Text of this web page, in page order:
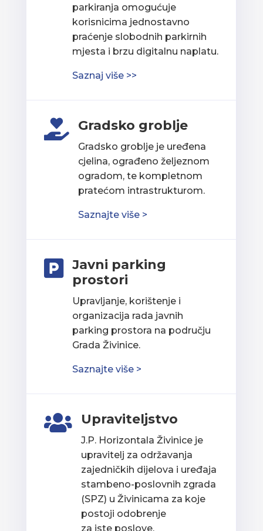
parkiranja omogućuje
korisnicima jednostavno
praćenje slobodnih parkirnih
mjesta i brzu digitalnu naplatu.
Saznaj više >>
 Gradsko groblje
Gradsko groblje je uređena
cjelina, ograđeno željeznom
ogradom, te kompletnom
pratećom intrastrukturom.
Saznajte više >

Javni parking
prostori
Upravljanje, korištenje i
organizacija rada javnih
parking prostora na području
Grada Živinice.
Saznajte više >
 Upraviteljstvo
J.P. Horizontala Živinice je
upravitelj za održavanja
zajedničkih dijelova i uređaja
stambeno-poslovnih zgrada
(SPZ) u Živinicama za koje
postoji odobrenje
za iste poslove.